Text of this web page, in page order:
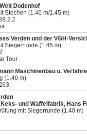
Dodenhof
Stechen (1.40 m/1.45 m)
Verden und der VGH-
Siegerrunde (1.45 m)
Tour
Maschinenbau u.
(1.40 m)
und Waffelfabrik, Hans
mit Siegerrunde (1.40 m)